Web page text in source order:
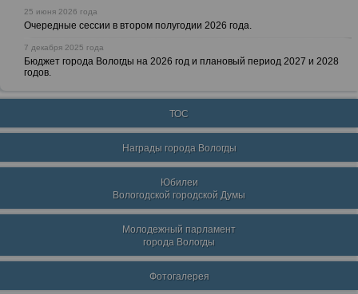
25 июня 2026 года
Очередные сессии в втором полугодии 2026 года.
7 декабря 2025 года
Бюджет города Вологды на 2026 год и плановый период 2027 и 2028
годов.
ТОС
Награды города Вологды
Юбилеи
Вологодской городской Думы
Молодежный парламент
города Вологды
Фотогалерея